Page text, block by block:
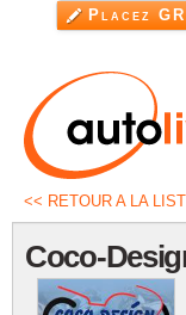
Placez
<< RETOUR A LA
Coco-